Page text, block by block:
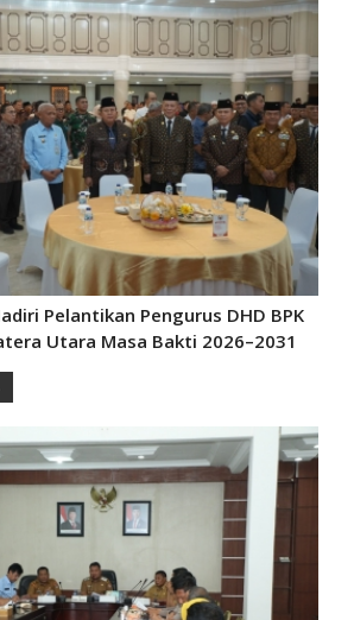
Pelantikan Pengurus DHD BPK
Utara Masa Bakti 2026–2031